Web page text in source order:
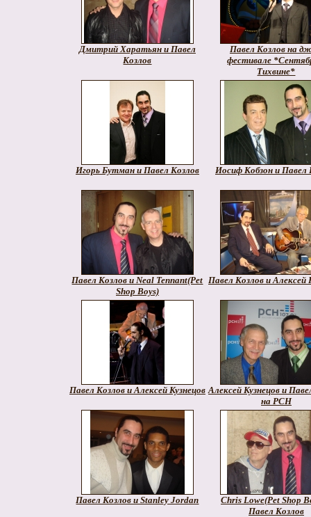
Дмитрий Харатьян и Павел
Козлов
Павел Козлов на
фестивале
Тихвине*
Игорь Бутман и Павел Козлов Иосиф Кобзон и Павел
Павел Козлов и Neal Tennant(Pet
Shop Boys)
Павел Козлов и Алексей
Павел Козлов и Алексей Кузнецов Алексей Кузнецов и
на РСН
Павел Козлов и Stanley Jordan
Chris Lowe(Pet Shop
Павел Козлов